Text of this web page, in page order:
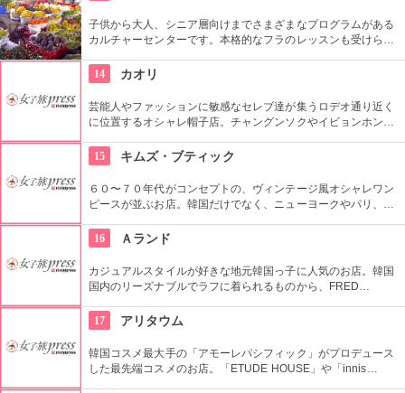
子供から大人、シニア層向けまでさまざまなプログラムがある
カルチャーセンターです。本格的なフラのレッスンも受けられ
菜・果物が買える、週2回のファーマーズマーケットも好評で
す。
14 カオリ
芸能人やファッションに敏感なセレブ達が集うロデオ通り近く
に位置するオシャレ帽子店。チャングンソクやイビョンホンな
物も。１つ１つ丁寧にこだわって作られているので丈夫で長持
ち。自分へのお土産にも最適。
15 キムズ・ブティック
６０〜７０年代がコンセプトの、ヴィンテージ風オシャレワン
ピースが並ぶお店。韓国だけでなく、ニューヨークやパリ、ロ
用とか。質感や柄だけでなく、素材の全てを韓国内で調達する
という徹底したこだわりと、リーズナブルなお値段で買える事
が人気の理由。
16 Ａランド
カジュアルスタイルが好きな地元韓国っ子に人気のお店。韓国
国内のリーズナブルでラフに着られるものから、FRED
ジものまで、各ジャンルのファッションをフロア別に楽しめる
のが特徴。
17 アリタウム
韓国コスメ最大手の「アモーレパシフィック」がプロデュース
した最先端コスメのお店。「ETUDE HOUSE」や「innis